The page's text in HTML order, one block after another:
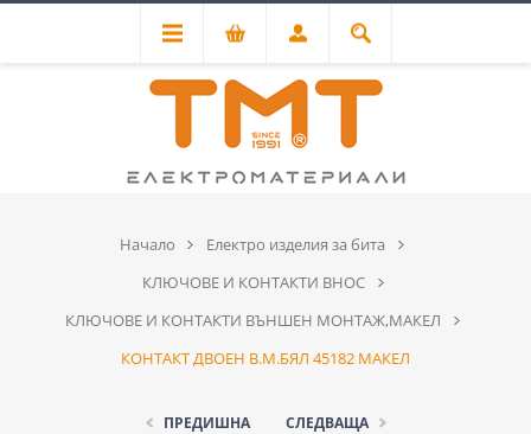
Начало
Електро изделия за бита
КЛЮЧОВЕ И КОНТАКТИ ВНОС
КЛЮЧОВЕ И КОНТАКТИ ВЪНШЕН МОНТАЖ,МАКЕЛ
КОНТАКТ ДВОЕН В.М.БЯЛ 45182 МАКЕЛ
ПРЕДИШНА СЛЕДВАЩА